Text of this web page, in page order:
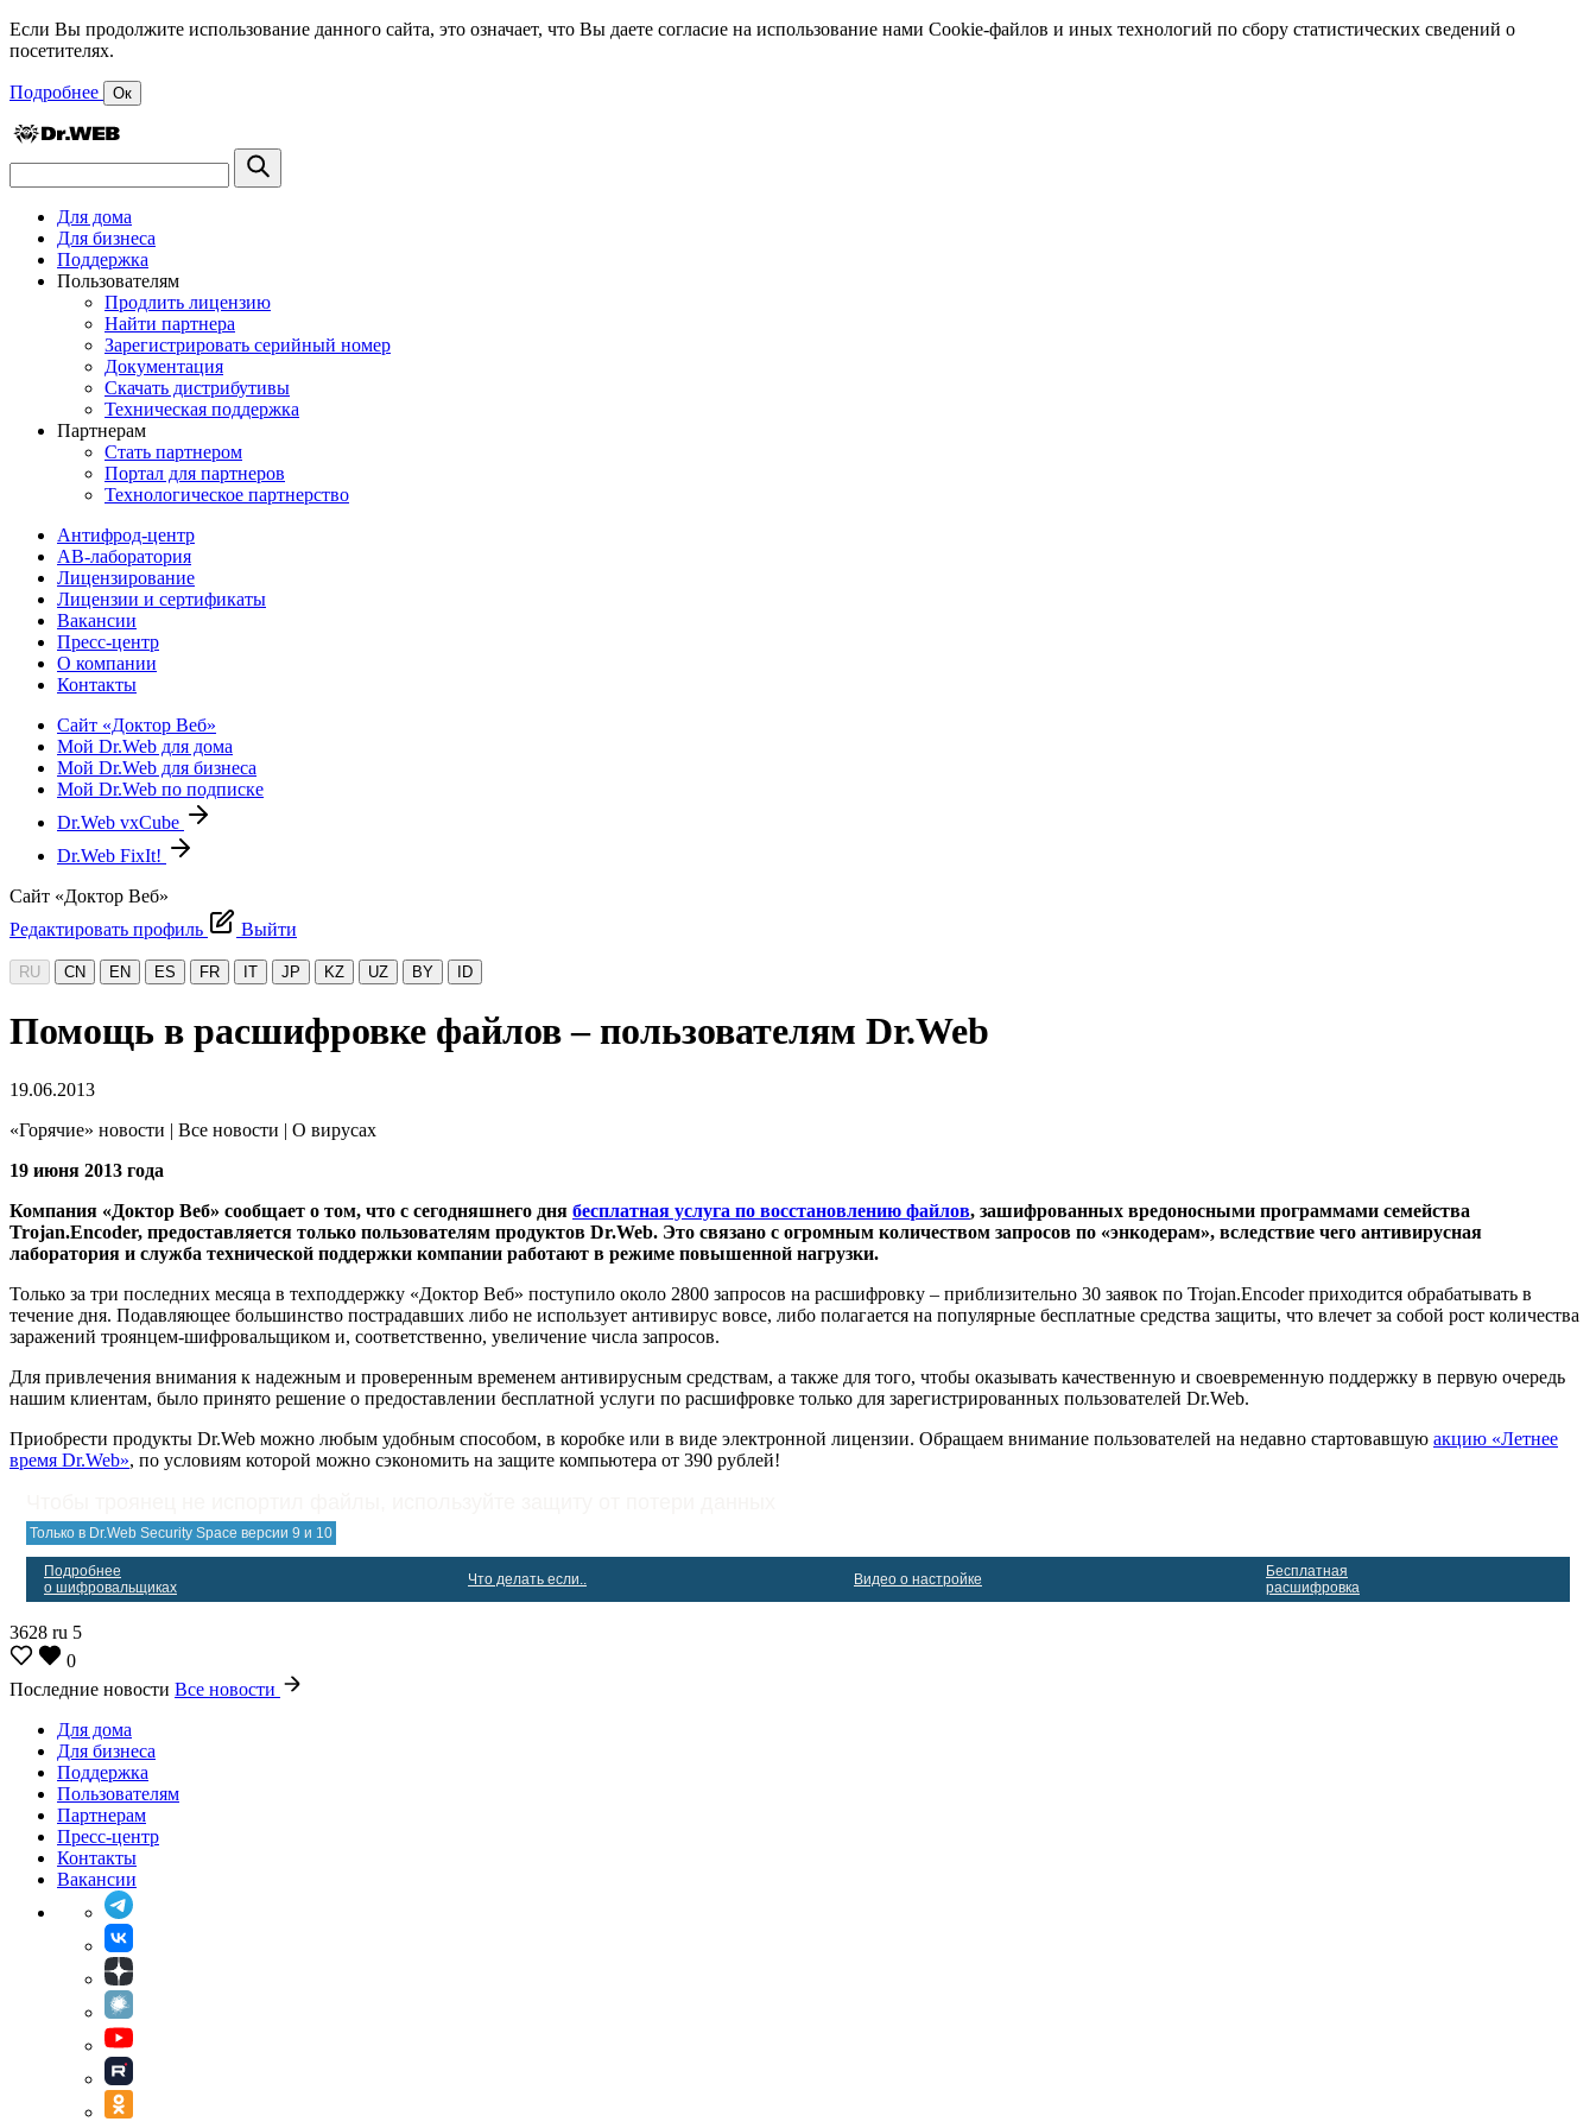
Если Вы продолжите использование данного сайта, это означает, что Вы даете согласие на использование нами Cookie-файлов и иных технологий по сбору статистических сведений о
посетителях.
Подробнее Ок
Для дома
Для бизнеса
Поддержка
Пользователям
Продлить лицензию
Найти партнера
Зарегистрировать серийный номер
Документация
Скачать дистрибутивы
Техническая поддержка
Партнерам
Стать партнером
Портал для партнеров
Технологическое партнерство
Антифрод-центр
АВ-лаборатория
Лицензирование
Лицензии и сертификаты
Вакансии
Пресс-центр
О компании
Контакты
Сайт «Доктор Веб»
Мой Dr.Web для дома
Мой Dr.Web для бизнеса
Мой Dr.Web по подписке
Dr.Web vxCube
Dr.Web FixIt!
Сайт «Доктор Веб»
Редактировать профиль
Выйти
RU CN EN ES FR IT JP KZ UZ BY ID
Помощь в расшифровке файлов – пользователям Dr.Web
19.06.2013
«Горячие» новости | Все новости | О вирусах
19 июня 2013 года
Компания «Доктор Веб» сообщает о том, что с сегодняшнего дня бесплатная услуга по восстановлению файлов, зашифрованных вредоносными программами семейства
Trojan.Encoder, предоставляется только пользователям продуктов Dr.Web. Это связано с огромным количеством запросов по «энкодерам», вследствие чего антивирусная
лаборатория и служба технической поддержки компании работают в режиме повышенной нагрузки.
Только за три последних месяца в техподдержку «Доктор Веб» поступило около 2800 запросов на расшифровку – приблизительно 30 заявок по Trojan.Encoder приходится обрабатывать в
течение дня. Подавляющее большинство пострадавших либо не использует антивирус вовсе, либо полагается на популярные бесплатные средства защиты, что влечет за собой рост количества
заражений троянцем-шифровальщиком и, соответственно, увеличение числа запросов.
Для привлечения внимания к надежным и проверенным временем антивирусным средствам, а также для того, чтобы оказывать качественную и своевременную поддержку в первую очередь
нашим клиентам, было принято решение о предоставлении бесплатной услуги по расшифровке только для зарегистрированных пользователей Dr.Web.
Приобрести продукты Dr.Web можно любым удобным способом, в коробке или в виде электронной лицензии. Обращаем внимание пользователей на недавно стартовавшую акцию «Летнее
время Dr.Web», по условиям которой можно сэкономить на защите компьютера от 390 рублей!
Только в Dr.Web Security Space версии 9 и 10
Подробнее
о шифровальщиках
Что делать если.. Видео о настройке
Бесплатная
расшифровка
3628 ru 5
0
Последние новости Все новости
Для дома
Для бизнеса
Поддержка
Пользователям
Партнерам
Пресс-центр
Контакты
Вакансии